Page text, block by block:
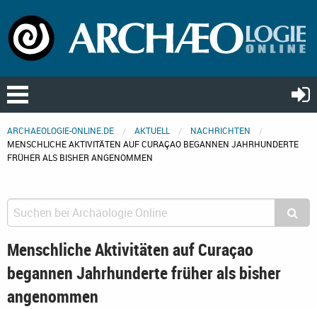
ARCHAEOLOGIE-ONLINE.DE AKTUELL
NACHRICHTEN
MENSCHLICHE AKTIVITÄTEN AUF CURAÇAO BEGANNEN JAHRHUNDERTE
FRÜHER ALS BISHER ANGENOMMEN
Menschliche Aktivitäten auf Curaçao
begannen Jahrhunderte früher als bisher
angenommen